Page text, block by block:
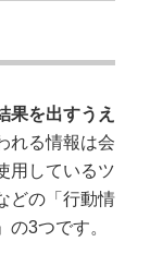
果を出すうえ
れる情報は会
用しているツ
どの「行動情
3つです。